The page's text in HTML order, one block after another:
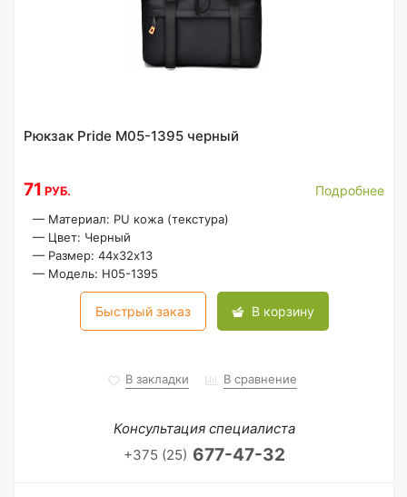
Рюкзак Pride M05-1395 черный
71 РУБ. Подробнее
— Материал: PU кожа (текстура)
— Цвет: Черный
— Размер: 44х32х13
— Модель: H05-1395
Быстрый заказ В корзину
В закладки В сравнение
Консультация специалиста
+375 (25) 677-47-32